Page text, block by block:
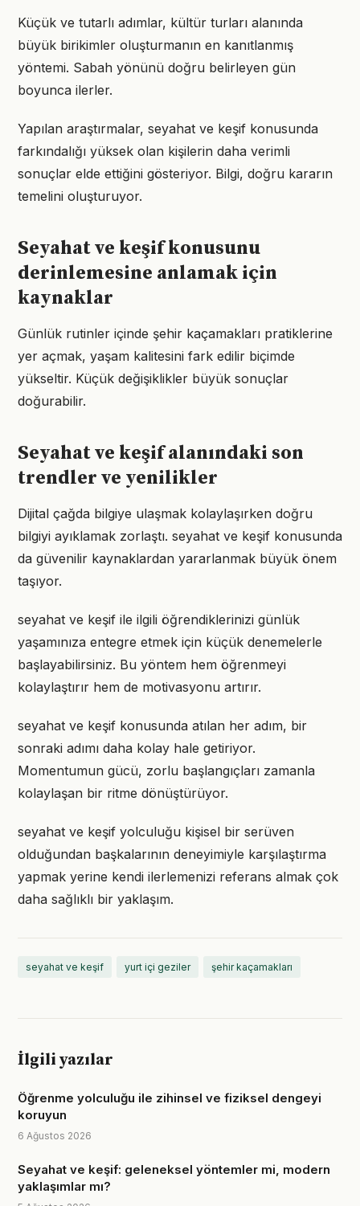
Küçük ve tutarlı adımlar, kültür turları alanında
büyük birikimler oluşturmanın en kanıtlanmış
yöntemi. Sabah yönünü doğru belirleyen gün
boyunca ilerler.
Yapılan araştırmalar, seyahat ve keşif konusunda
farkındalığı yüksek olan kişilerin daha verimli
sonuçlar elde ettiğini gösteriyor. Bilgi, doğru kararın
temelini oluşturuyor.
Seyahat ve keşif konusunu
derinlemesine anlamak için
kaynaklar
Günlük rutinler içinde şehir kaçamakları pratiklerine
yer açmak, yaşam kalitesini fark edilir biçimde
yükseltir. Küçük değişiklikler büyük sonuçlar
doğurabilir.
Seyahat ve keşif alanındaki son
trendler ve yenilikler
Dijital çağda bilgiye ulaşmak kolaylaşırken doğru
bilgiyi ayıklamak zorlaştı. seyahat ve keşif konusunda
da güvenilir kaynaklardan yararlanmak büyük önem
taşıyor.
seyahat ve keşif ile ilgili öğrendiklerinizi günlük
yaşamınıza entegre etmek için küçük denemelerle
başlayabilirsiniz. Bu yöntem hem öğrenmeyi
kolaylaştırır hem de motivasyonu artırır.
seyahat ve keşif konusunda atılan her adım, bir
sonraki adımı daha kolay hale getiriyor.
Momentumun gücü, zorlu başlangıçları zamanla
kolaylaşan bir ritme dönüştürüyor.
seyahat ve keşif yolculuğu kişisel bir serüven
olduğundan başkalarının deneyimiyle karşılaştırma
yapmak yerine kendi ilerlemenizi referans almak çok
daha sağlıklı bir yaklaşım.
seyahat ve keşif yurt içi geziler şehir kaçamakları
İlgili yazılar
Öğrenme yolculuğu ile zihinsel ve fiziksel dengeyi
koruyun
6 Ağustos 2026
Seyahat ve keşif: geleneksel yöntemler mi, modern
yaklaşımlar mı?